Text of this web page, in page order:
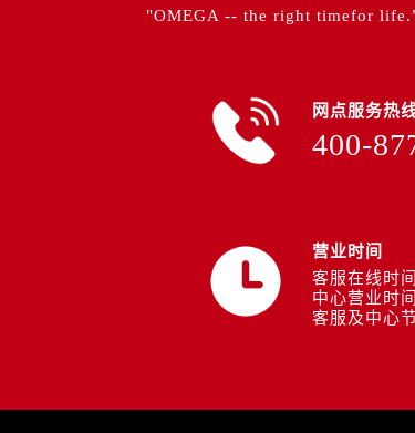
山西省太原市迎泽区迎泽
天津市和平区赤峰道136
安徽省蚌埠市蚌山区淮河
安徽省亳州市谯城区魏武
安徽省池州市贵池区长江
安徽省淮北市相山区淮海
安徽省淮南市田家庵区国
安徽省黄山市屯溪区黄山
安徽省宿州市埇桥区人民
"OMEGA -- the right timefor
网点服务热
400-
营业时间
客服在线时
中心营业时
客服及中心